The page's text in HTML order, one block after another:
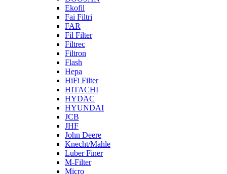
Ekofil
Fai Filtri
FAR
Fil Filter
Filtrec
Filtron
Flash
Hepa
HiFi Filter
HITACHI
HYDAC
HYUNDAI
JCB
JHF
John Deere
Knecht/Mahle
Luber Finer
M-Filter
Micro